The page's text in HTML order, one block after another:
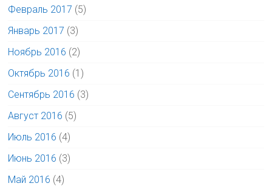
Февраль 2017 (5)
Январь 2017 (3)
Ноябрь 2016 (2)
Октябрь 2016 (1)
Сентябрь 2016 (3)
Август 2016 (5)
Июль 2016 (4)
Июнь 2016 (3)
Май 2016 (4)